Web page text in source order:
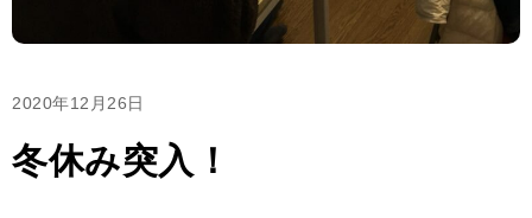
2020年12月26日
冬休み突入！